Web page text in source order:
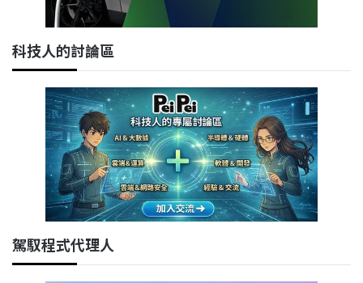
科技人的討論區
駕馭程式代理人